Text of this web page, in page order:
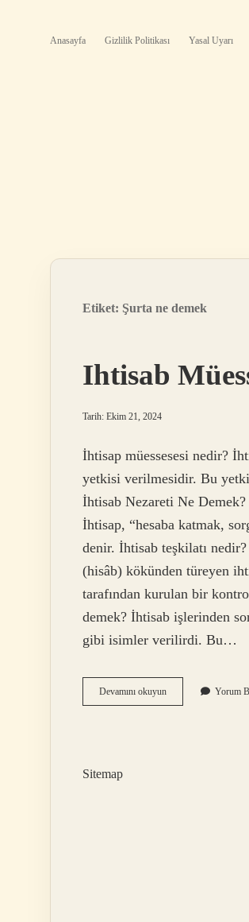
Anasayfa Gizlilik Politikası Yasal Uyarı
Etiket: Şurta ne demek
Ihtisab
Tarih: Ekim 21, 2024
İhtisap müessesesi nedir?
yetkisi verilmesidir. Bu
İhtisab Nezareti Ne
İhtisap, “hesaba katmak,
denir. İhtisab teşkilatı
(hisâb) kökünden türeyen
tarafından kurulan bir
demek? İhtisab işlerinden
gibi isimler verilirdi. Bu…
Devamını okuyunIhtisab
Müessesesi
Yorum
Sitemap